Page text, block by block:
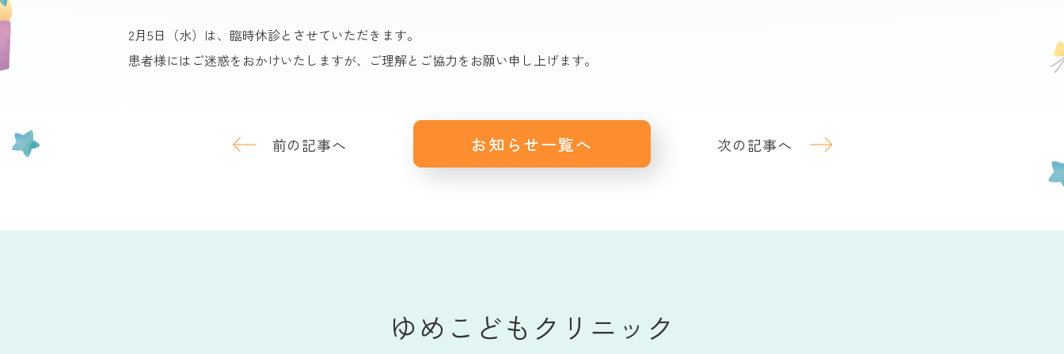
2月5日（水）は、臨時休診とさせていただきます。
患者様にはご迷惑をおかけいたしますが、ご理解とご協力をお願い申し上げます。
前の記事へ お知らせ一覧へ 次の記事へ
ゆめこどもクリニック